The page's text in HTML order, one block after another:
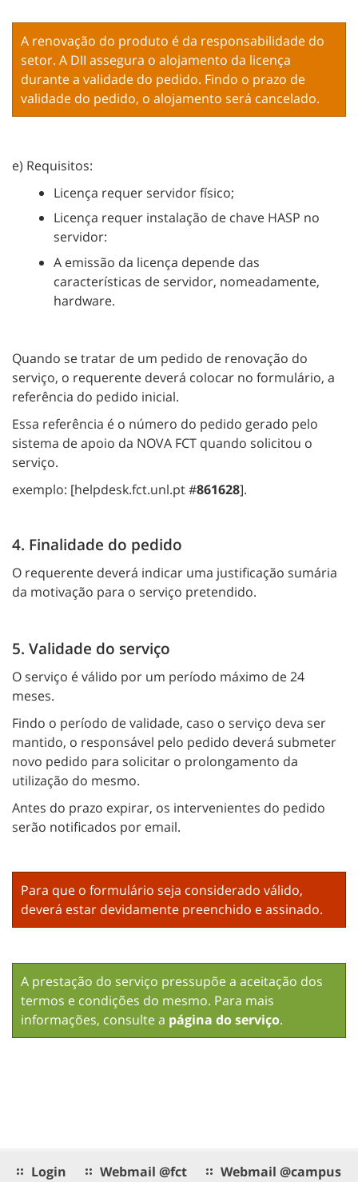
A renovação do produto é da responsabilidade do
setor. A DII assegura o alojamento da licença
durante a validade do pedido. Findo o prazo de
validade do pedido, o alojamento será cancelado.
e) Requisitos:
Licença requer servidor físico;
Licença requer instalação de chave HASP no
servidor:
A emissão da licença depende das
características de servidor, nomeadamente,
hardware.
Quando se tratar de um pedido de renovação do
serviço, o requerente deverá colocar no formulário, a
referência do pedido inicial.
Essa referência é o número do pedido gerado pelo
sistema de apoio da NOVA FCT quando solicitou o
serviço.
exemplo: [helpdesk.fct.unl.pt #861628].
4. Finalidade do pedido
O requerente deverá indicar uma justificação sumária
da motivação para o serviço pretendido.
5. Validade do serviço
O serviço é válido por um período máximo de 24
meses.
Findo o período de validade, caso o serviço deva ser
mantido, o responsável pelo pedido deverá submeter
novo pedido para solicitar o prolongamento da
utilização do mesmo.
Antes do prazo expirar, os intervenientes do pedido
serão notificados por email.
Para que o formulário seja considerado válido,
deverá estar devidamente preenchido e assinado.
A prestação do serviço pressupõe a aceitação dos
termos e condições do mesmo. Para mais
informações, consulte a página do serviço.
Login Webmail @fct Webmail @campus